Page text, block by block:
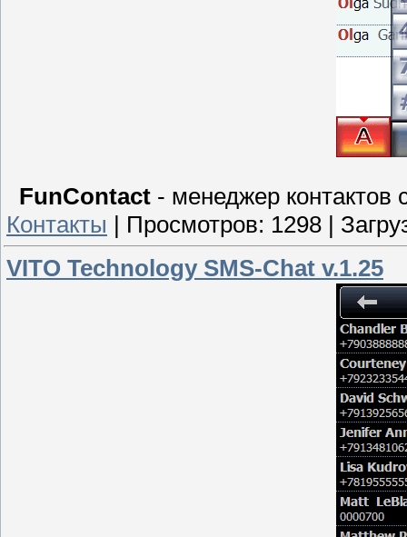
FunContact - менеджер контактов
Контакты
Просмотров: 1298
VITO Technology SMS-Chat v.1.25